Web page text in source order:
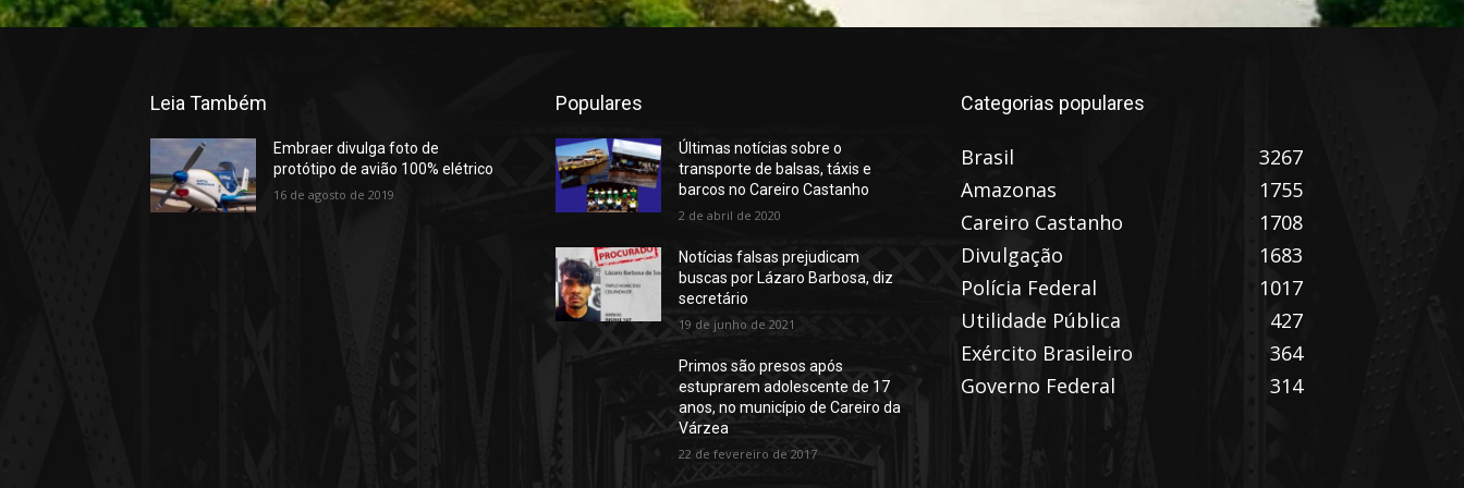
Leia Também
Embraer divulga foto de
protótipo de avião 100% elétrico
16 de agosto de 2019
Populares
Últimas notícias sobre o
transporte de balsas, táxis e
barcos no Careiro Castanho
2 de abril de 2020
Notícias falsas prejudicam
buscas por Lázaro Barbosa, diz
secretário
19 de junho de 2021
Primos são presos após
estuprarem adolescente de 17
anos, no município de Careiro da
Várzea
22 de fevereiro de 2017
Categorias populares
Brasil
3267
Amazonas
1755
Careiro Castanho
1708
Divulgação
1683
Polícia Federal
1017
Utilidade Pública
427
Exército Brasileiro
364
Governo Federal
314